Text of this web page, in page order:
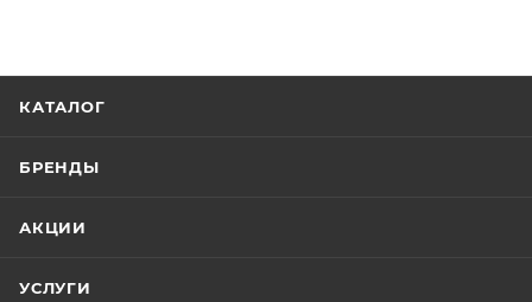
КАТАЛОГ
БРЕНДЫ
АКЦИИ
УСЛУГИ